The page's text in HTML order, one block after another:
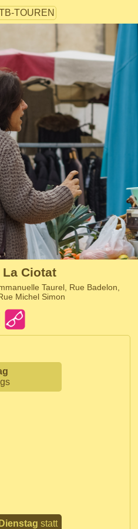
TOUREN
Ciotat
Taurel, Rue Badelon,
Michel Simon
statt